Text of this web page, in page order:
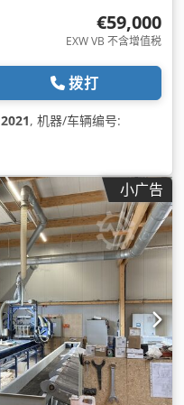
€59,000
EXW VB 不含增值税
拨打
2021, 机器/车辆编号:
小广告